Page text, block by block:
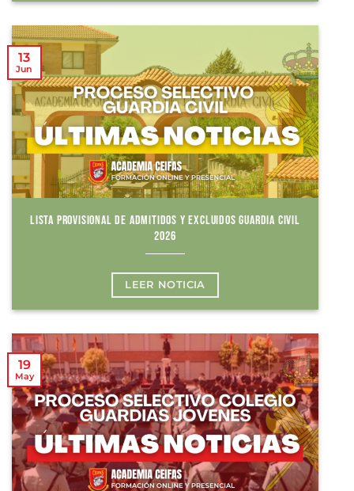
LISTA PROVISIONAL DE ADMITIDOS Y EXCLUIDOS GUARDIA CIVIL
2026
LEER NOTICIA
13
Jun
19
May